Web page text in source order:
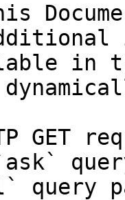
in
GET
query